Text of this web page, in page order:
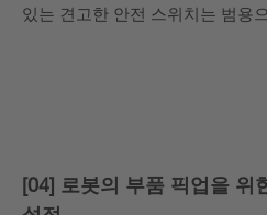
있는 견고한 안전 스위치는 범용
[04] 로봇의 부품 픽업을 위